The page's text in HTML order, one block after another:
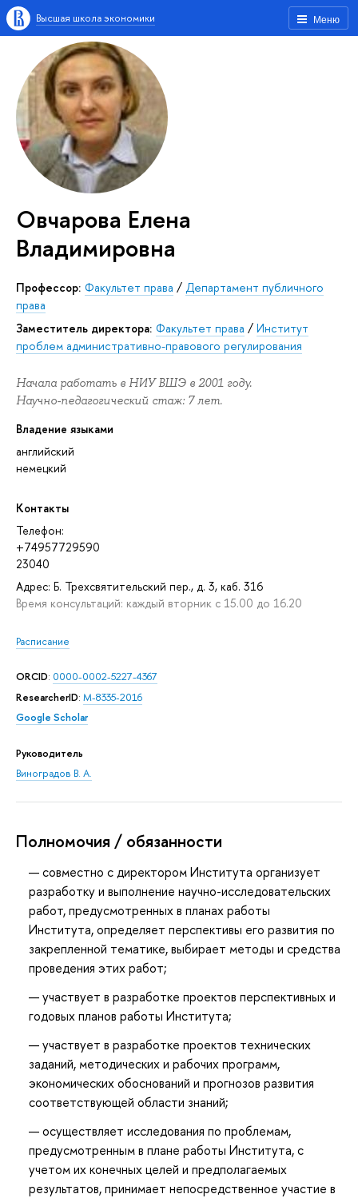
Меню
Высшая школа экономики
Овчарова Елена
Владимировна
Профессор: Факультет права / Департамент публичного
права
Заместитель директора: Факультет права / Институт
проблем административно-правового регулирования
Начала работать в НИУ ВШЭ в 2001 году.
Научно-педагогический стаж: 7 лет.
Владение языками
английский
немецкий
Контакты
Телефон:
+74957729590
23040
Адрес: Б. Трехсвятительский пер., д. 3, каб. 316
Время консультаций: каждый вторник с 15.00 до 16.20
Расписание
ORCID: 0000-0002-5227-4367
ResearcherID: M-8335-2016
Google Scholar
Руководитель
Виноградов В. А.
Полномочия / обязанности
совместно с директором Института организует
разработку и выполнение научно-исследовательских
работ, предусмотренных в планах работы
Института, определяет перспективы его развития по
закрепленной тематике, выбирает методы и средства
проведения этих работ;
участвует в разработке проектов перспективных и
годовых планов работы Института;
участвует в разработке проектов технических
заданий, методических и рабочих программ,
экономических обоснований и прогнозов развития
соответствующей области знаний;
осуществляет исследования по проблемам,
предусмотренным в плане работы Института, с
учетом их конечных целей и предполагаемых
результатов, принимает непосредственное участие в